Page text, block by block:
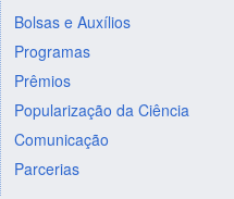
Bolsas e Auxílios
Programas
Prêmios
Popularização da Ciência
Comunicação
Parcerias